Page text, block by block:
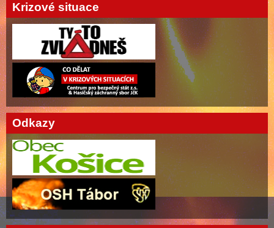
Krizové situace
Odkazy